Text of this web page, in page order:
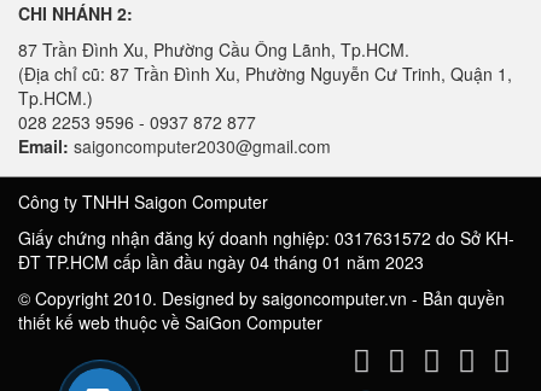
CHI NHÁNH 2:
87 Trần Đình Xu, Phường Cầu Ông Lãnh, Tp.HCM.
(Địa chỉ cũ: 87 Trần Đình Xu, Phường Nguyễn Cư Trinh, Quận 1,
Tp.HCM.)
028 2253 9596 - 0937 872 877
Email: saigoncomputer2030@gmail.com
Công ty TNHH Saigon Computer
Giấy chứng nhận đăng ký doanh nghiệp: 0317631572 do Sở KH-
ĐT TP.HCM cấp lần đầu ngày 04 tháng 01 năm 2023
© Copyright 2010. Designed by saigoncomputer.vn - Bản quyền
thiết kế web thuộc về SaiGon Computer